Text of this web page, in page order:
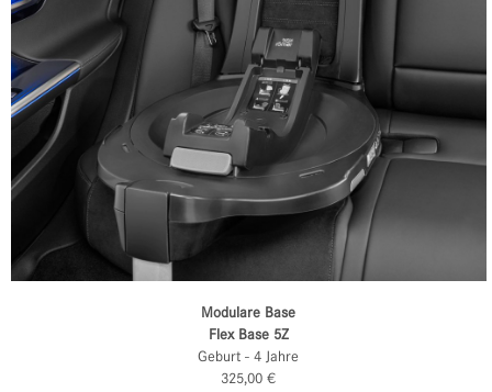
Modulare Base
Flex Base 5Z
Geburt - 4 Jahre
325,00 €